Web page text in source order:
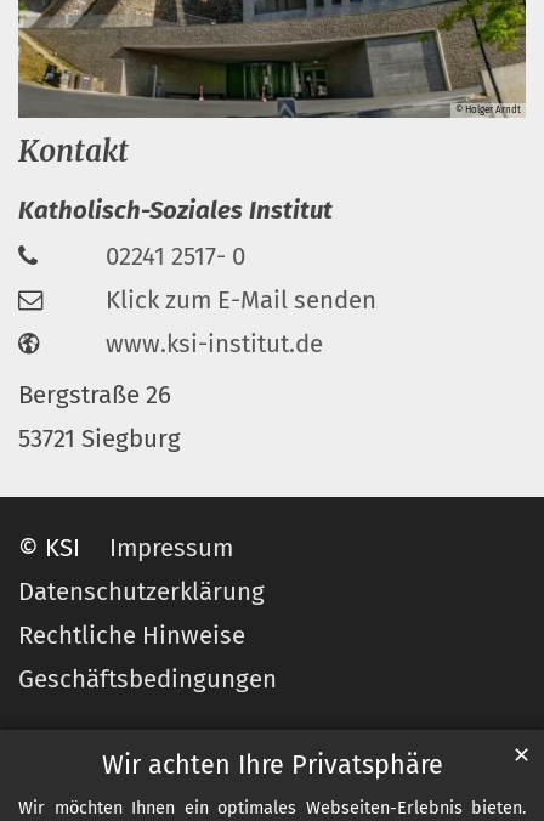
Wir achten Ihre Privatsphäre
Wir möchten Ihnen ein optimales Webseiten-Erlebnis bieten.
✕
© Holger Arndt
Kontakt
Katholisch-Soziales Institut
02241 2517- 0
Klick zum E-Mail senden
www.ksi-institut.de
Bergstraße 26
53721 Siegburg
© KSI
Impressum
Datenschutzerklärung
Rechtliche Hinweise
Geschäftsbedingungen